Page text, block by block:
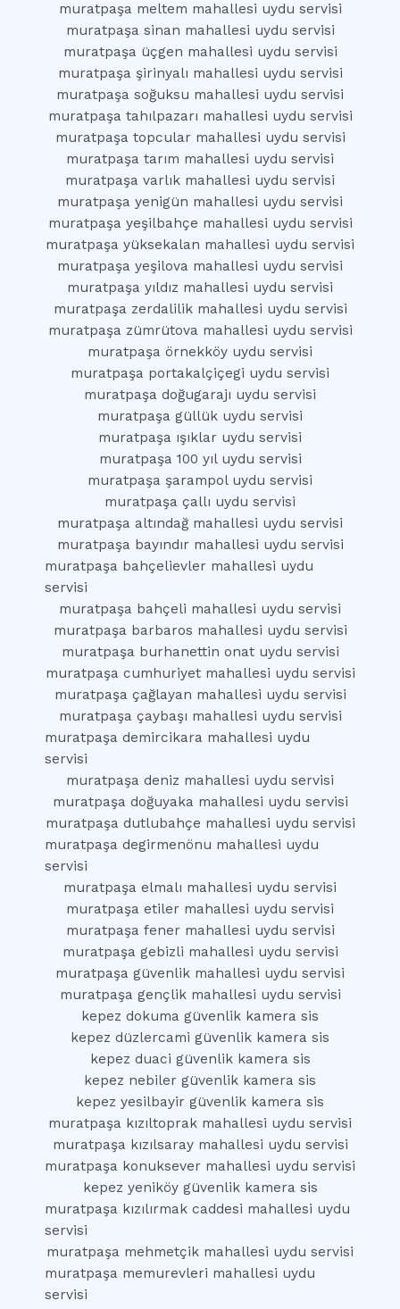
muratpaşa meltem mahallesi uydu servisi
muratpaşa sinan mahallesi uydu servisi
muratpaşa üçgen mahallesi uydu servisi
muratpaşa şirinyalı mahallesi uydu servisi
muratpaşa soğuksu mahallesi uydu servisi
muratpaşa tahılpazarı mahallesi uydu servisi
muratpaşa topcular mahallesi uydu servisi
muratpaşa tarım mahallesi uydu servisi
muratpaşa varlık mahallesi uydu servisi
muratpaşa yenigün mahallesi uydu servisi
muratpaşa yeşilbahçe mahallesi uydu servisi
muratpaşa yüksekalan mahallesi uydu servisi
muratpaşa yeşilova mahallesi uydu servisi
muratpaşa yıldız mahallesi uydu servisi
muratpaşa zerdalilik mahallesi uydu servisi
muratpaşa zümrütova mahallesi uydu servisi
muratpaşa örnekköy uydu servisi
muratpaşa portakalçiçegi uydu servisi
muratpaşa doğugarajı uydu servisi
muratpaşa güllük uydu servisi
muratpaşa ışıklar uydu servisi
muratpaşa 100 yıl uydu servisi
muratpaşa şarampol uydu servisi
muratpaşa çallı uydu servisi
muratpaşa altındağ mahallesi uydu servisi
muratpaşa bayındır mahallesi uydu servisi
muratpaşa bahçelievler mahallesi uydu
servisi
muratpaşa bahçeli mahallesi uydu servisi
muratpaşa barbaros mahallesi uydu servisi
muratpaşa burhanettin onat uydu servisi
muratpaşa cumhuriyet mahallesi uydu servisi
muratpaşa çağlayan mahallesi uydu servisi
muratpaşa çaybaşı mahallesi uydu servisi
muratpaşa demircikara mahallesi uydu
servisi
muratpaşa deniz mahallesi uydu servisi
muratpaşa doğuyaka mahallesi uydu servisi
muratpaşa dutlubahçe mahallesi uydu servisi
muratpaşa degirmenönu mahallesi uydu
servisi
muratpaşa elmalı mahallesi uydu servisi
muratpaşa etiler mahallesi uydu servisi
muratpaşa fener mahallesi uydu servisi
muratpaşa gebizli mahallesi uydu servisi
muratpaşa güvenlik mahallesi uydu servisi
muratpaşa gençlik mahallesi uydu servisi
kepez dokuma güvenlik kamera sis
kepez düzlercami güvenlik kamera sis
kepez duaci güvenlik kamera sis
kepez nebiler güvenlik kamera sis
kepez yesilbayir güvenlik kamera sis
muratpaşa kızıltoprak mahallesi uydu servisi
muratpaşa kızılsaray mahallesi uydu servisi
muratpaşa konuksever mahallesi uydu servisi
kepez yeniköy güvenlik kamera sis
muratpaşa kızılırmak caddesi mahallesi uydu
servisi
muratpaşa mehmetçik mahallesi uydu servisi
muratpaşa memurevleri mahallesi uydu
servisi